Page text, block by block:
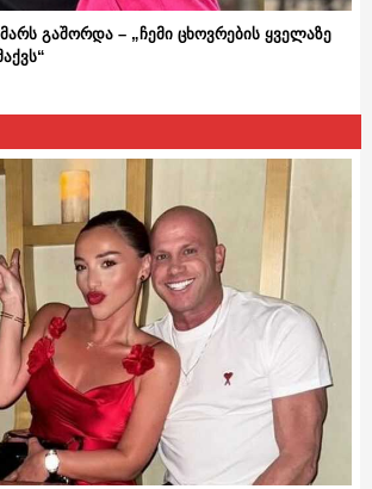
გაშორდა – „ჩემი ცხოვრების ყველაზე